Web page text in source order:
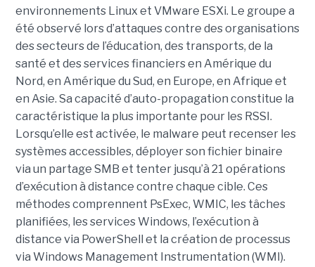
environnements Linux et VMware ESXi. Le groupe a
été observé lors d’attaques contre des organisations
des secteurs de l’éducation, des transports, de la
santé et des services financiers en Amérique du
Nord, en Amérique du Sud, en Europe, en Afrique et
en Asie. Sa capacité d’auto-propagation constitue la
caractéristique la plus importante pour les RSSI.
Lorsqu’elle est activée, le malware peut recenser les
systèmes accessibles, déployer son fichier binaire
via un partage SMB et tenter jusqu’à 21 opérations
d’exécution à distance contre chaque cible. Ces
méthodes comprennent PsExec, WMIC, les tâches
planifiées, les services Windows, l’exécution à
distance via PowerShell et la création de processus
via Windows Management Instrumentation (WMI).